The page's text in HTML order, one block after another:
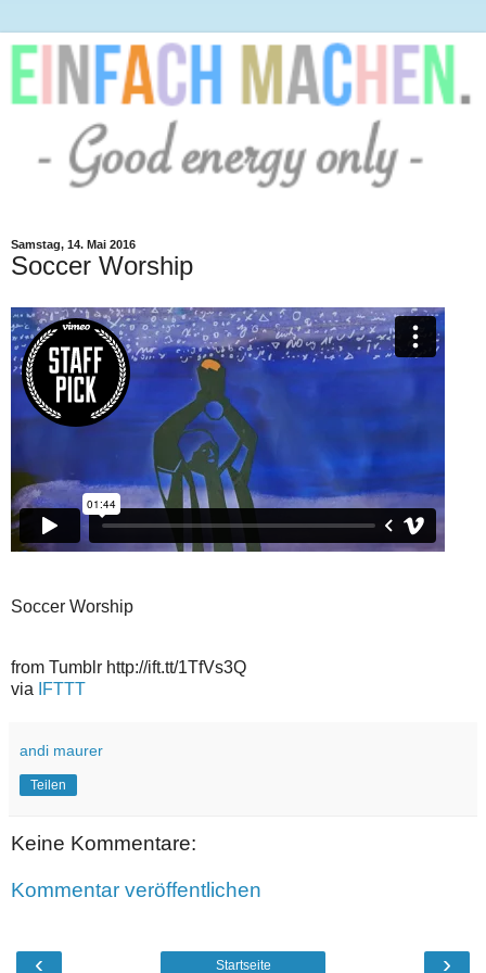
Samstag, 14. Mai 2016
Soccer Worship
Soccer Worship
from Tumblr http://ift.tt/1TfVs3Q
via
IFTTT
andi maurer
Teilen
Keine Kommentare:
Kommentar veröffentlichen
‹ ›
Startseite